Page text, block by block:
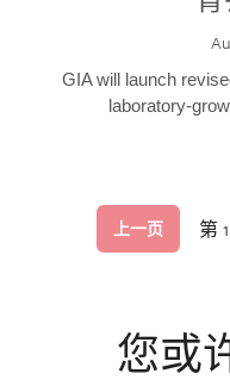
GIA will launch
laboratory-
上一页 第
您或